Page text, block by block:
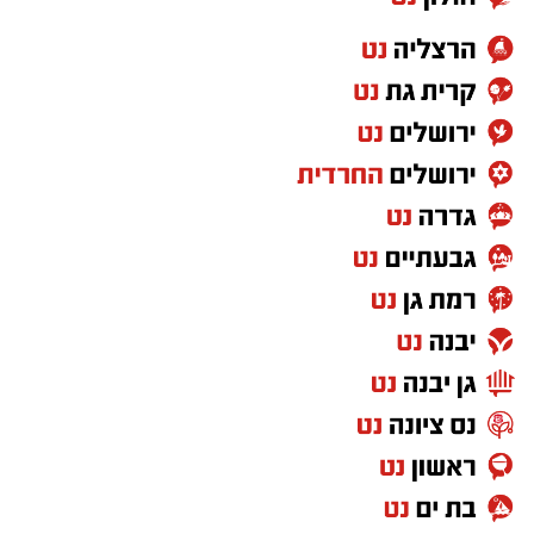
וילדים
(גילאי 16+)
וילדים